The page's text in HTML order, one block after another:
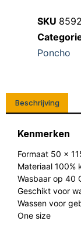
SKU
Poncho
Beschrijving
Kenmerken
Formaat 50 x
Materiaal 100%
Wasbaar op 40
Geschikt voor
Wassen voor
One size